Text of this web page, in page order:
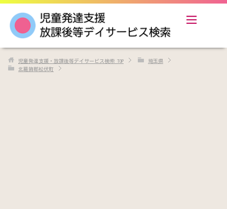
児童発達支援・放課後等デイサービス検索 TOP
埼玉県
北葛飾郡松伏町